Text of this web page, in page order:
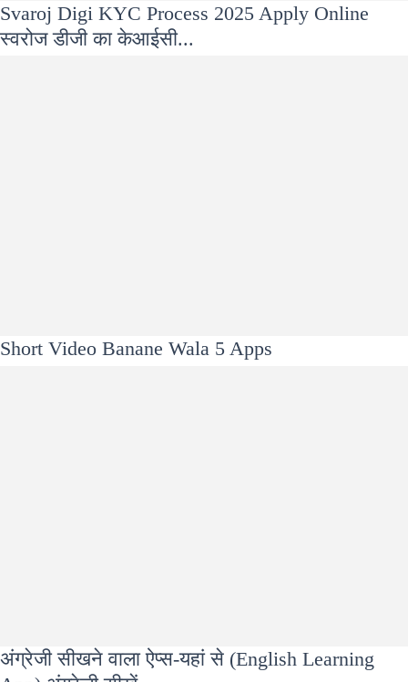
Svaroj Digi KYC Process 2025 Apply Online
स्वरोज डीजी का केआईसी...
Short Video Banane Wala 5 Apps
अंग्रेजी सीखने वाला ऐप्स-यहां से (English Learning